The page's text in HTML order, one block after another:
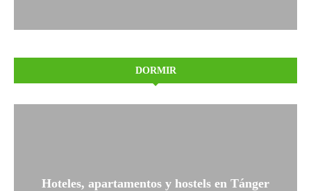
DORMIR
Hoteles, apartamentos y hostels en Tánger